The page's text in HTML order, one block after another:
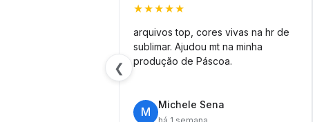
❮
★★★★★
arquivos top, cores vivas na hr de
sublimar. Ajudou mt na minha
produção de Páscoa.
M
Michele Sena